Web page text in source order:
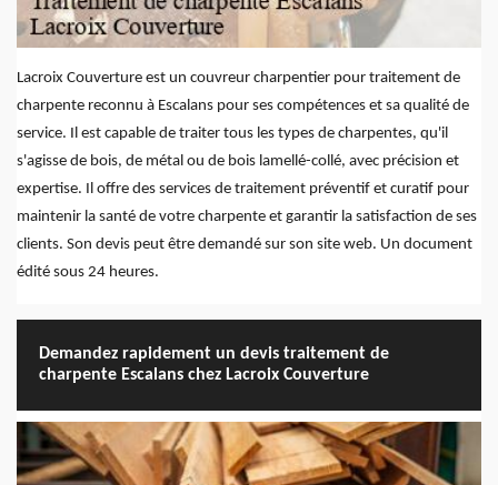
Lacroix Couverture est un couvreur charpentier pour traitement de
charpente reconnu à Escalans pour ses compétences et sa qualité de
service. Il est capable de traiter tous les types de charpentes, qu'il
s'agisse de bois, de métal ou de bois lamellé-collé, avec précision et
expertise. Il offre des services de traitement préventif et curatif pour
maintenir la santé de votre charpente et garantir la satisfaction de ses
clients. Son devis peut être demandé sur son site web. Un document
édité sous 24 heures.
Demandez rapidement un devis traitement de
charpente Escalans chez Lacroix Couverture